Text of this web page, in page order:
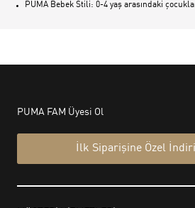
PUMA Bebek Stili: 0-4 yaş arasındaki